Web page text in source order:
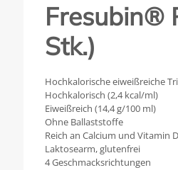
Fresubin®
Stk.)
Hochkalorische eiweißreiche
Hochkalorisch (2,4 kcal/ml)
Eiweißreich (14,4 g/100 ml)
Ohne Ballaststoffe
Reich an Calcium und Vitamin D
Laktosearm, glutenfrei
4 Geschmacksrichtungen